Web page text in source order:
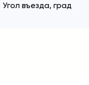
Угол въезда, град